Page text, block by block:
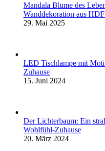
Mandala Blume des
Wanddekoration aus
29. Mai 2025
LED Tischlampe mit
Zuhause
15. Juni 2024
Der Lichterbaum: Ein
Wohlfühl-Zuhause
20. März 2024